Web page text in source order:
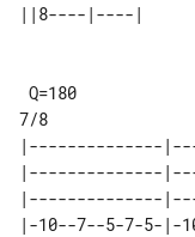
|--------------
|--------------
|--------------
|-10--7--5-7-5-|-